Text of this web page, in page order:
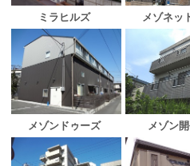
ミラヒルズ メゾネッ
メゾンドゥーズ メゾン